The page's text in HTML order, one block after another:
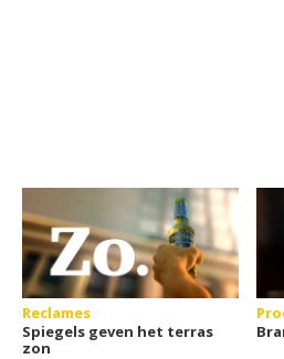
Reclames
Spiegels geven het terras
zon